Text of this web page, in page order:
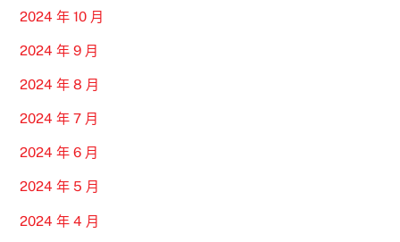
2024 年 10 月
2024 年 9 月
2024 年 8 月
2024 年 7 月
2024 年 6 月
2024 年 5 月
2024 年 4 月